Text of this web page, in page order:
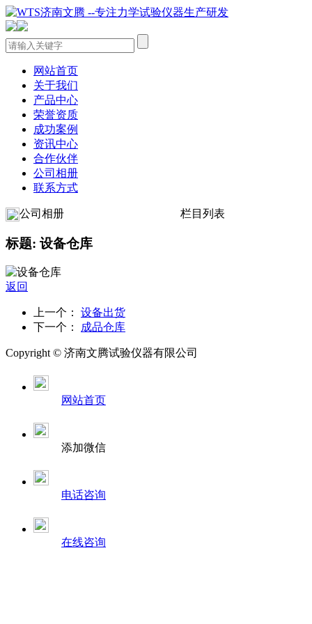
网站首页
关于我们
产品中心
荣誉资质
成功案例
资讯中心
合作伙伴
公司相册
联系方式
公司相册 栏目列表
标题: 设备仓库
返回
上一个： 设备出货
下一个： 成品仓库
Copyright © 济南文腾试验仪器有限公司
网站首页
添加微信
电话咨询
在线咨询